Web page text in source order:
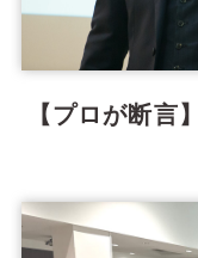
【プロが断言